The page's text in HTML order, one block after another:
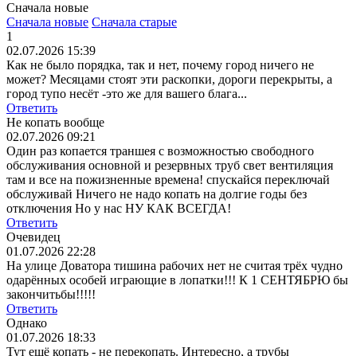
Сначала новые
Сначала новые Сначала старые
1
02.07.2026 15:39
Как не было порядка, так и нет, почему город ничего не
может? Месяцами стоят эти раскопки, дороги перекрыты, а
город тупо несёт -это же для вашего блага...
Ответить
Не копать вообще
02.07.2026 09:21
Один раз копается траншея с возможностью свободного
обслуживания основной и резервных труб свет вентиляция
там и все на пожизненные времена! спускайся переключай
обслуживай Ничего не надо копать на долгие годы без
отключения Но у нас НУ КАК ВСЕГДА!
Ответить
Очевидец
01.07.2026 22:28
На улице Доватора тишина рабочих нет не считая трёх чудно
одарённых особей играющие в лопатки!!! К 1 СЕНТЯБРЮ бы
закончитьбы!!!!!
Ответить
Однако
01.07.2026 18:33
Тут ещё копать - не перекопать. Интересно, а трубы